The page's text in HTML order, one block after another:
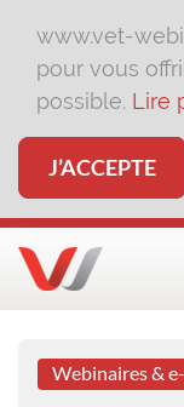
www.vet-
pour vous
possible. Lire
J’ACCEPTE
Webinaires &